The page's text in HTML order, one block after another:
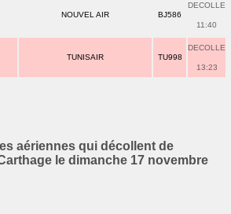
NOUVEL AIR BJ586
DECOLLE
11:40
TUNISAIR TU998
DECOLLE
13:23
aériennes qui décollent de
le dimanche 17 novembre